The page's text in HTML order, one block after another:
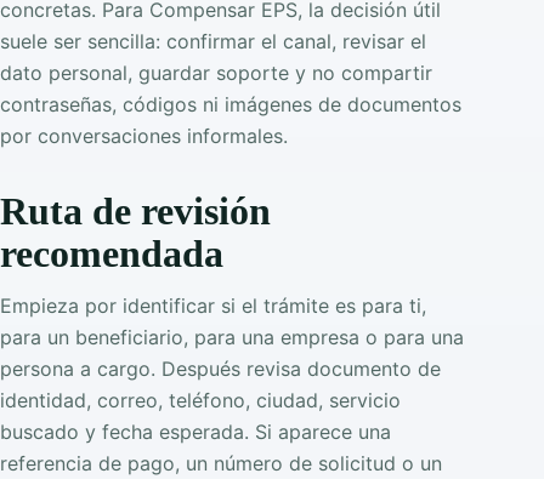
concretas. Para Compensar EPS, la decisión útil
suele ser sencilla: confirmar el canal, revisar el
dato personal, guardar soporte y no compartir
contraseñas, códigos ni imágenes de documentos
por conversaciones informales.
Ruta de revisión
recomendada
Empieza por identificar si el trámite es para ti,
para un beneficiario, para una empresa o para una
persona a cargo. Después revisa documento de
identidad, correo, teléfono, ciudad, servicio
buscado y fecha esperada. Si aparece una
referencia de pago, un número de solicitud o un